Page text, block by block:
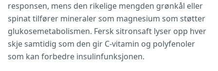
responsen, mens den rikelige mengden grønkål eller
spinat tilfører mineraler som magnesium som støtter
glukosemetabolismen. Fersk sitronsaft lyser opp hver
skje samtidig som den gir C-vitamin og polyfenoler
som kan forbedre insulinfunksjonen.